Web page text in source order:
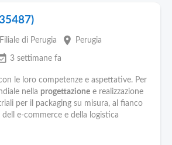
di Perugia place Perugia
3 settimane fa
le loro competenze e aspettative. Per
nella progettazione e realizzazione
per il packaging su misura, al fianco
e-commerce e della logistica